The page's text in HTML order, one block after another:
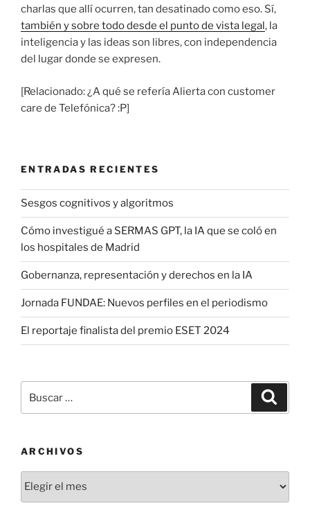
charlas que allí ocurren, tan desatinado como eso. Sí,
también y sobre todo desde el punto de vista legal, la
inteligencia y las ideas son libres, con independencia
del lugar donde se expresen.
[Relacionado: ¿A qué se refería Alierta con customer
care de Telefónica? :P]
ENTRADAS RECIENTES
Sesgos cognitivos y algoritmos
Cómo investigué a SERMAS GPT, la IA que se coló en
los hospitales de Madrid
Gobernanza, representación y derechos en la IA
Jornada FUNDAE: Nuevos perfiles en el periodismo
El reportaje finalista del premio ESET 2024
por:
ARCHIVOS